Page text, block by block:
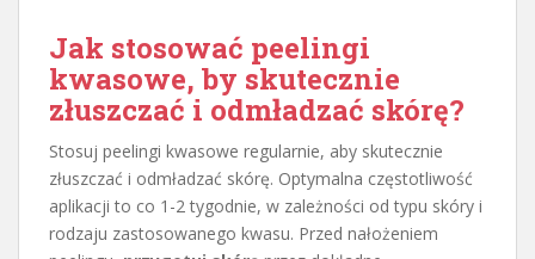
Jak stosować peelingi
kwasowe, by skutecznie
złuszczać i odmładzać skórę?
Stosuj peelingi kwasowe regularnie, aby skutecznie
złuszczać i odmładzać skórę. Optymalna częstotliwość
aplikacji to co 1-2 tygodnie, w zależności od typu skóry i
rodzaju zastosowanego kwasu. Przed nałożeniem